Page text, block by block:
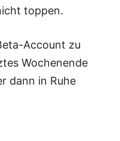
toppen.
Account zu
Wochenende
dann in Ruhe